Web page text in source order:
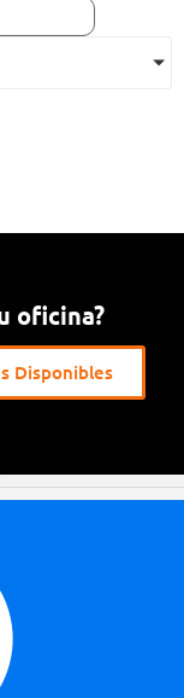
oficina?
Disponibles